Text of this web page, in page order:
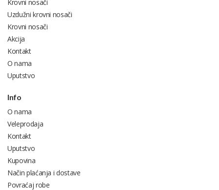
Krovni nosači
Uzdužni krovni nosači
Krovni nosači
Akcija
Kontakt
O nama
Uputstvo
Info
O nama
Veleprodaja
Kontakt
Uputstvo
Kupovina
Način plaćanja i dostave
Povraćaj robe